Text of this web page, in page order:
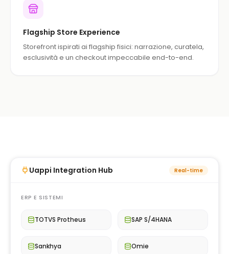
Flagship Store Experience
Storefront ispirati ai flagship fisici: narrazione, curatela,
esclusività e un checkout impeccabile end-to-end.
Uappi Integration Hub Real-time
ERP E SISTEMI
TOTVS Protheus SAP S/4HANA
Sankhya Omie